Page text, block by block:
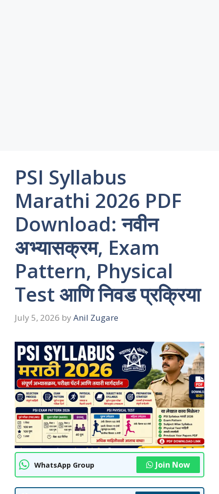
PSI Syllabus
Marathi 2026 PDF
Download: नवीन
अभ्यासक्रम, Exam
Pattern, Physical
Test आणि निवड प्रक्रिया
July 5, 2026 by Anil Zugare
WhatsApp Group Join Now